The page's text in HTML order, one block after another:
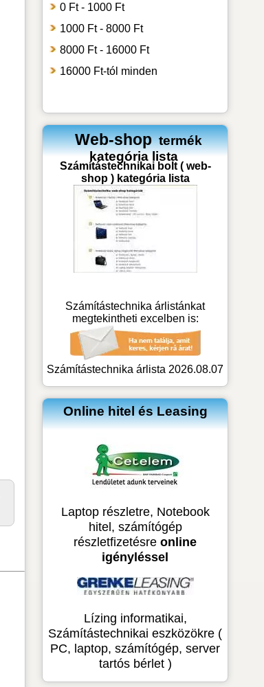
0 Ft - 1000 Ft
1000 Ft - 8000 Ft
8000 Ft - 16000 Ft
16000 Ft-tól minden
Web-shop termék
kategória lista
Számítástechnikai bolt ( web-
shop ) kategória lista
Számítástechnika árlistánkat
megtekintheti excelben is:
Számítástechnika árlista 2026.08.07
Online hitel és Leasing
Laptop részletre, Notebook
hitel, számítógép
részletfizetésreonline
igényléssel
Lízing informatikai,
Számítástechnikai eszközökre (
PC, laptop, számítógép, server
tartós bérlet )